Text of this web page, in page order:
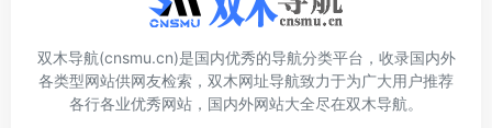
双木导航(cnsmu.cn)是国内优秀的导航分类平台，收录国内外
各类型网站供网友检索，双木网址导航致力于为广大用户推荐
各行各业优秀网站，国内外网站大全尽在双木导航。